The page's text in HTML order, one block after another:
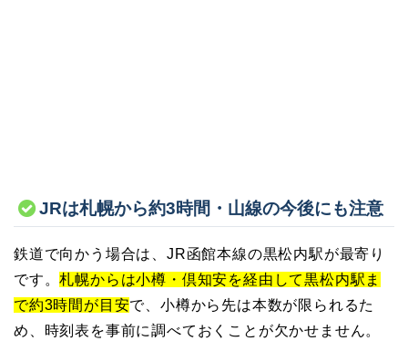
JRは札幌から約3時間・山線の今後にも注意
鉄道で向かう場合は、JR函館本線の黒松内駅が最寄り
です。札幌からは小樽・倶知安を経由して黒松内駅ま
で約3時間が目安で、小樽から先は本数が限られるた
め、時刻表を事前に調べておくことが欠かせません。